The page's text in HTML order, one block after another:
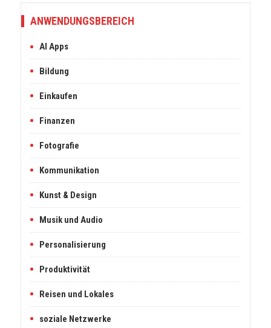
ANWENDUNGSBEREICH
AI Apps
Bildung
Einkaufen
Finanzen
Fotografie
Kommunikation
Kunst & Design
Musik und Audio
Personalisierung
Produktivität
Reisen und Lokales
soziale Netzwerke